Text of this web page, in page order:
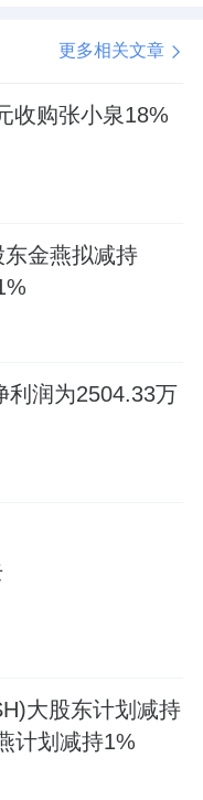
更多相关文章
收购张小泉18%
金燕拟减持
利润为2504.33万
大股东计划减持
计划减持1%